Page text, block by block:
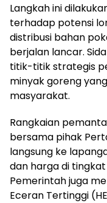
Langkah ini
terhadap potensi
distribusi bahan
berjalan lancar.
titik-titik strategis
minyak goreng
masyarakat.
Rangkaian
bersama pihak
langsung ke
dan harga di
Pemerintah juga
Eceran Tertinggi